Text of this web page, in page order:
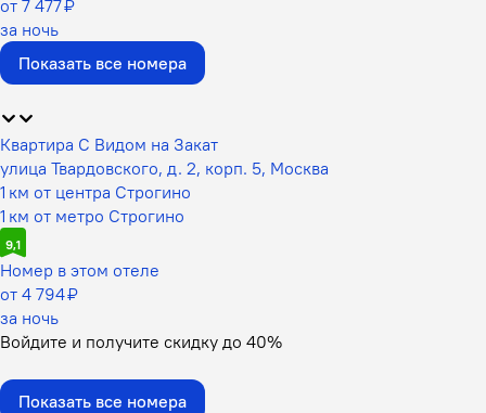
от 7 477 ₽
за ночь
Показать все номера
Квартира С Видом на Закат
улица Твардовского, д. 2, корп. 5, Москва
1 км от центра Строгино
1 км от метро Строгино
9,1
Номер в этом отеле
от 4 794 ₽
за ночь
Войдите и получите скидку до 40%
Показать все номера